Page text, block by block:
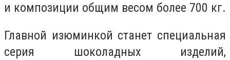
и композиции общим весом более 700 кг.
Главной изюминкой станет специальная
серия шоколадных изделий,